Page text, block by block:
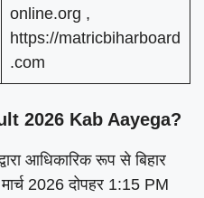
online.org ,
https://matricbiharboard
.com
2026 Kab Aayega?
आधिकारिक रूप से बिहार
2026 दोपहर 1:15 PM